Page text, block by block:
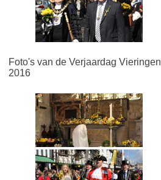
Foto's van de Verjaardag Vieringen
2016